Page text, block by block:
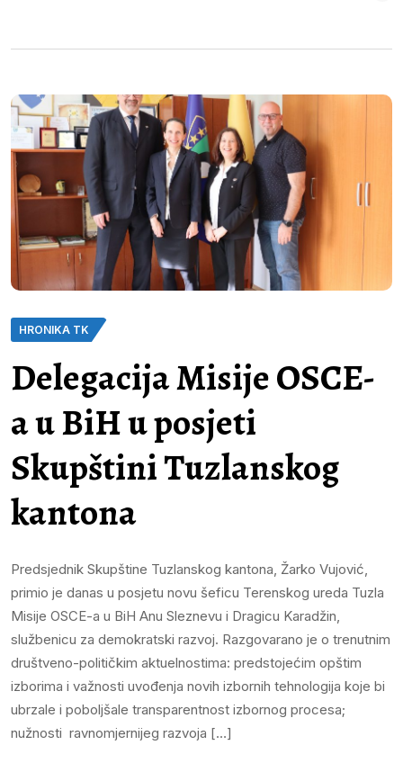
HRONIKA TK
Delegacija Misije OSCE-
a u BiH u posjeti
Skupštini Tuzlanskog
kantona
Predsjednik Skupštine Tuzlanskog kantona, Žarko Vujović,
primio je danas u posjetu novu šeficu Terenskog ureda Tuzla
Misije OSCE-a u BiH Anu Sleznevu i Dragicu Karadžin,
službenicu za demokratski razvoj. Razgovarano je o trenutnim
društveno-političkim aktuelnostima: predstojećim opštim
izborima i važnosti uvođenja novih izbornih tehnologija koje bi
ubrzale i poboljšale transparentnost izbornog procesa;
nužnosti ravnomjernijeg razvoja […]